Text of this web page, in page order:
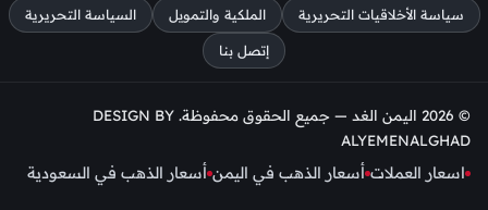
سياسة الأخلاقيات التحريرية الملكية والتمويل السياسة التحريرية
إتصل بنا
© 2026 اليمن الغد — جميع الحقوق محفوظة. DESIGN BY
ALYEMENALGHAD
اسعار العملات أسعار الذهب في اليمن أسعار الذهب في السعودية